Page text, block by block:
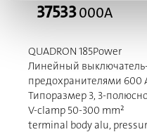
37533000A
QUADRON 185Power
Линейный
предохранителями 600
Типоразмер 3, 3-
V-clamp 50-300 mm²
terminal body alu,